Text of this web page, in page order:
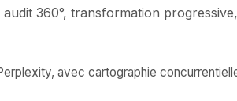
360°, transformation
avec cartographie